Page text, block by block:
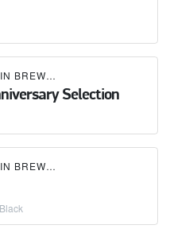
БАКУНИН / BAKUNIN BREWING CO.
Selection
БАКУНИН / BAKUNIN BREWING CO.